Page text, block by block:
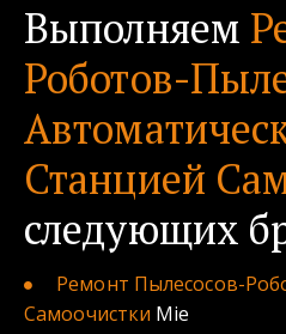
Выполняем
Роботов-
Станцией
следующих
Ремонт Пылесосов-
Самоочистки Mie